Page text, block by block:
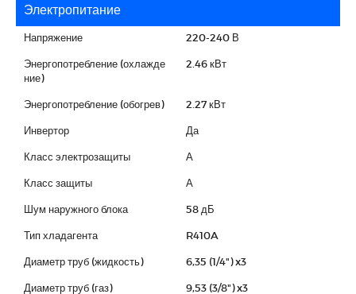
Электропитание
Напряжение 220-240 В
Энергопотребление (охлажде
ние)
2.46 кВт
Энергопотребление (обогрев) 2.27 кВт
Инвертор Да
Класс электрозащиты А
Класс защиты А
Шум наружного блока 58 дБ
Тип хладагента R410A
Диаметр труб (жидкость) 6,35 (1/4") x3
Диаметр труб (газ) 9,53 (3/8") x3